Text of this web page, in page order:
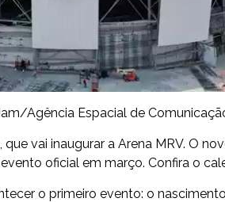
Agência Espacial de
vai inaugurar a Arena MRV. O
oficial em março. Confira o
o primeiro evento: o